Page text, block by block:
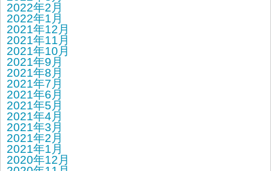
2022年2月
2022年1月
2021年12月
2021年11月
2021年10月
2021年9月
2021年8月
2021年7月
2021年6月
2021年5月
2021年4月
2021年3月
2021年2月
2021年1月
2020年12月